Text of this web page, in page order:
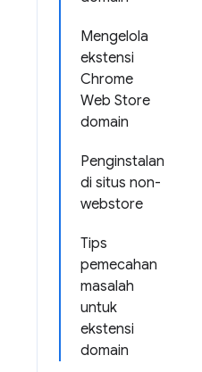
Mengelola
ekstensi
Chrome
Web Store
domain
Penginstalan
di situs non-
webstore
Tips
pemecahan
masalah
untuk
ekstensi
domain